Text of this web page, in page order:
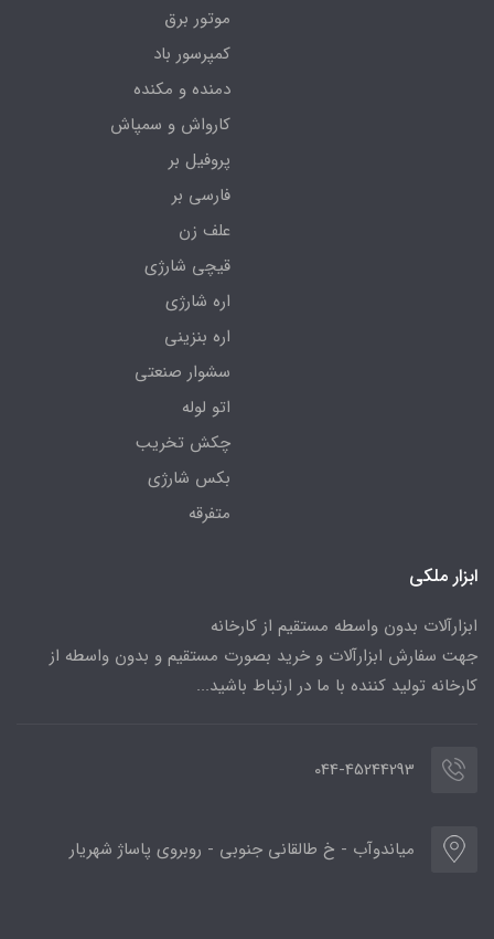
موتور برق
کمپرسور باد
دمنده و مکنده
کارواش و سمپاش
پروفیل بر
فارسی بر
علف زن
قیچی شارژی
اره شارژی
اره بنزینی
سشوار صنعتی
اتو لوله
چکش تخریب
بکس شارژی
متفرقه
ابزار ملکی
ابزارآلات بدون واسطه مستقیم از کارخانه
جهت سفارش ابزارآلات و خرید بصورت مستقیم و بدون واسطه از
کارخانه تولید کننده با ما در ارتباط باشید...
044-45244293
میاندوآب - خ طالقانی جنوبی - روبروی پاساژ شهریار